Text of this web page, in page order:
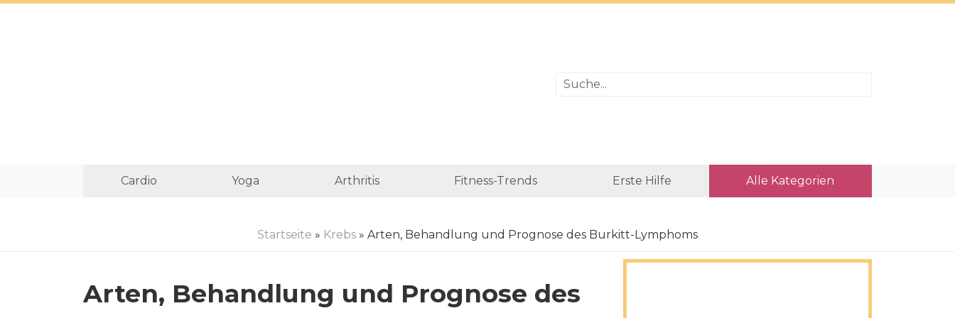
Cardio Yoga Arthritis Fitness-Trends Erste Hilfe Alle Kategorien
Startseite » Krebs » Arten, Behandlung und Prognose des Burkitt-Lymphoms
Arten, Behandlung und Prognose des